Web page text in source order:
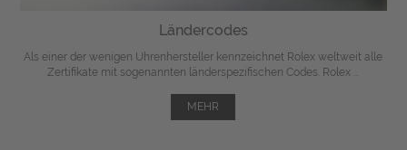
Ländercodes
Als einer der wenigen Uhrenhersteller kennzeichnet Rolex weltweit alle
Zertifikate mit sogenannten länderspezifischen Codes. Rolex ...
MEHR